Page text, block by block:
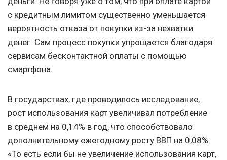
с кредитным лимитом существенно уменьшается
вероятность отказа от покупки из-за нехватки
денег. Сам процесс покупки упрощается благодаря
сервисам бесконтактной оплаты с помощью
смартфона.
В государствах, где проводилось исследование,
рост использования карт увеличивал потребление
в среднем на 0,14% в год, что способствовало
дополнительному ежегодному росту ВВП на 0,08%.
«То есть если бы не увеличение использования карт,